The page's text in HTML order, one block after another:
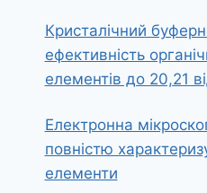
Кристалічний
ефективність
елементів до 20,21
Електронна
повністю
елементи